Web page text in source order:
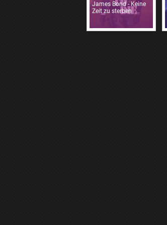
James Bond - Keine
Zeit zu sterben